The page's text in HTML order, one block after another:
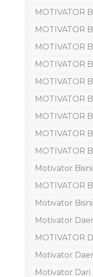
MOTIVATOR
MOTIVATOR
MOTIVATOR
MOTIVATOR
MOTIVATOR
MOTIVATOR
MOTIVATOR
MOTIVATOR
MOTIVATOR
Motivator
MOTIVATOR
Motivator
Motivator
MOTIVATOR
Motivator
Motivator Dari